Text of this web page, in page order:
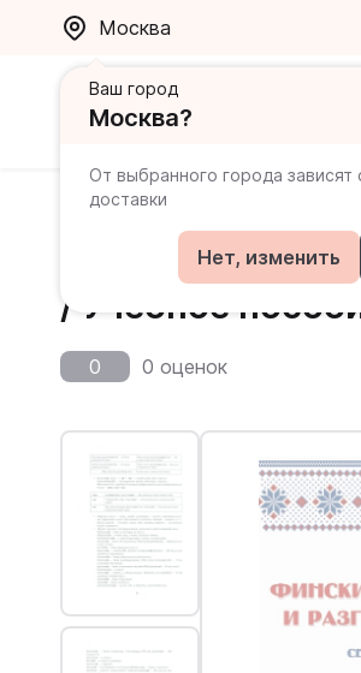
Москва
Ваш город
Москва?
От выбранного города зависят
доставки
Нет, изменить
Главная Каталог
Финские
/ Учебное
0 0 оценок